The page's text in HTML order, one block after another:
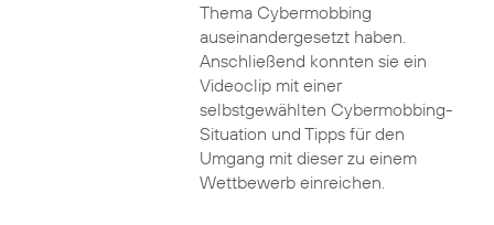
Thema Cybermobbing
auseinandergesetzt haben.
Anschließend konnten sie ein
Videoclip mit einer
selbstgewählten Cybermobbing-
Situation und Tipps für den
Umgang mit dieser zu einem
Wettbewerb einreichen.